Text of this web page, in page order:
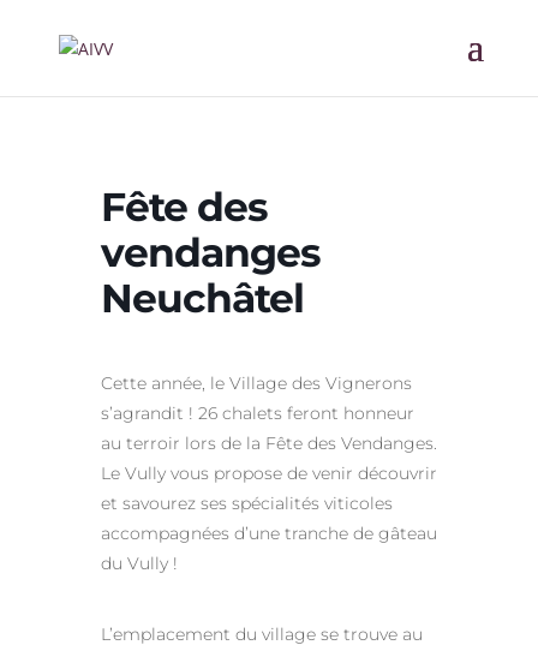
Fête des
vendanges
Neuchâtel
Cette année, le Village des Vignerons
s’agrandit ! 26 chalets feront honneur
au terroir lors de la Fête des Vendanges.
Le Vully vous propose de venir découvrir
et savourez ses spécialités viticoles
accompagnées d’une tranche de gâteau
du Vully !
L’emplacement du village se trouve au